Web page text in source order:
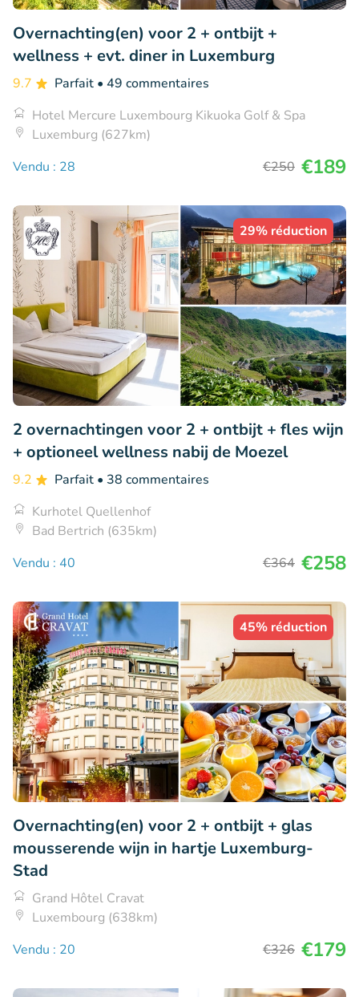
Overnachting(en) voor 2 + ontbijt +
wellness + evt. diner in Luxemburg
9.7 Parfait • 49 commentaires
Hotel Mercure Luxembourg Kikuoka Golf & Spa
Luxemburg (627km)
Vendu : 28
€250 €189
29% réduction
2 overnachtingen voor 2 + ontbijt + fles wijn
+ optioneel wellness nabij de Moezel
9.2 Parfait • 38 commentaires
Kurhotel Quellenhof
Bad Bertrich (635km)
Vendu : 40
€364 €258
45% réduction
Overnachting(en) voor 2 + ontbijt + glas
mousserende wijn in hartje Luxemburg-
Stad
Grand Hôtel Cravat
Luxembourg (638km)
Vendu : 20
€326 €179